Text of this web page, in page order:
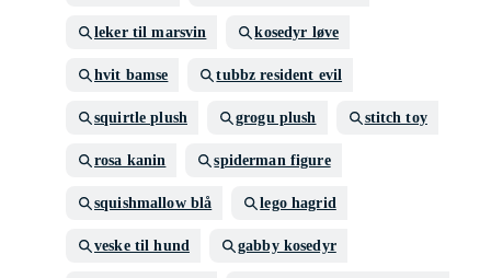
leker til marsvin kosedyr løve
hvit bamse tubbz resident evil
squirtle plush grogu plush stitch toy
rosa kanin spiderman figure
squishmallow blå lego hagrid
veske til hund gabby kosedyr